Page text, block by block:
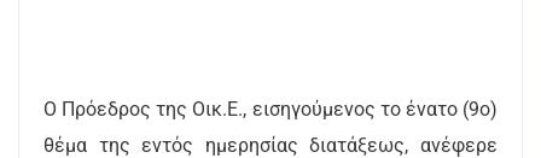
Ο Πρόεδρος της Οικ.Ε., εισηγούμενος το ένατο (9ο)
θέμα της εντός ημερησίας διατάξεως, ανέφερε